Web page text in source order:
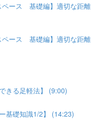
ペース 基礎編】適切な距離
ペース 基礎編】適切な距離
きる足軽法】 (9:00)
基礎知識1/2】 (14:23)